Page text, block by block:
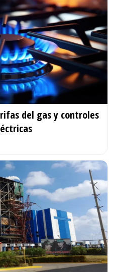
del gas y controles